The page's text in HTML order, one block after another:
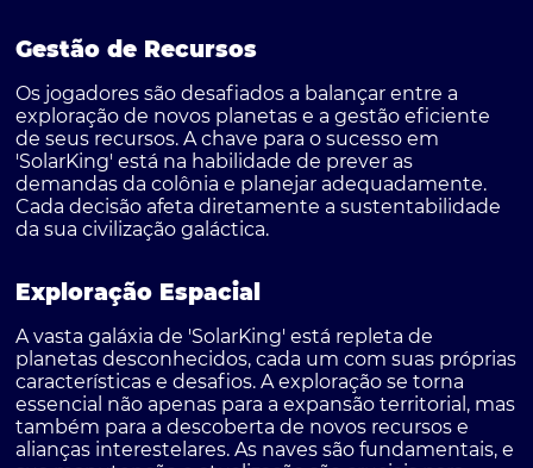
Gestão de Recursos
Os jogadores são desafiados a balançar entre a
exploração de novos planetas e a gestão eficiente
de seus recursos. A chave para o sucesso em
'SolarKing' está na habilidade de prever as
demandas da colônia e planejar adequadamente.
Cada decisão afeta diretamente a sustentabilidade
da sua civilização galáctica.
Exploração Espacial
A vasta galáxia de 'SolarKing' está repleta de
planetas desconhecidos, cada um com suas próprias
características e desafios. A exploração se torna
essencial não apenas para a expansão territorial, mas
também para a descoberta de novos recursos e
alianças interestelares. As naves são fundamentais, e